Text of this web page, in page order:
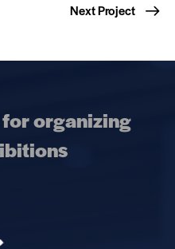
Next Project
for organizing